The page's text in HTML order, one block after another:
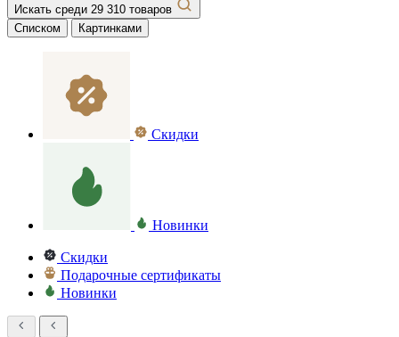
Искать среди 29 310 товаров
Списком
Картинками
Скидки
Новинки
Скидки
Подарочные сертификаты
Новинки